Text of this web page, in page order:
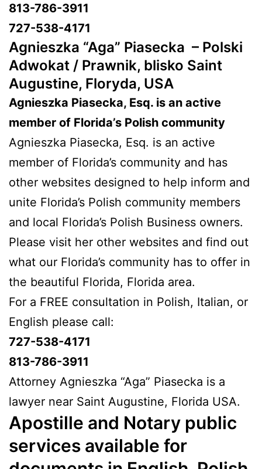
813-786-3911
727-538-4171
Agnieszka “Aga” Piasecka – Polski
Adwokat / Prawnik, blisko Saint
Augustine, Floryda, USA
Agnieszka Piasecka, Esq. is an active
member of Florida’s Polish community
Agnieszka Piasecka, Esq. is an active
member of Florida’s community and has
other websites designed to help inform and
unite Florida’s Polish community members
and local Florida’s Polish Business owners.
Please visit her other websites and find out
what our Florida’s community has to offer in
the beautiful Florida, Florida area.
For a FREE consultation in Polish, Italian, or
English please call:
727-538-4171
813-786-3911
Attorney Agnieszka “Aga” Piasecka is a
lawyer near Saint Augustine, Florida USA.
Apostille and Notary public
services available for